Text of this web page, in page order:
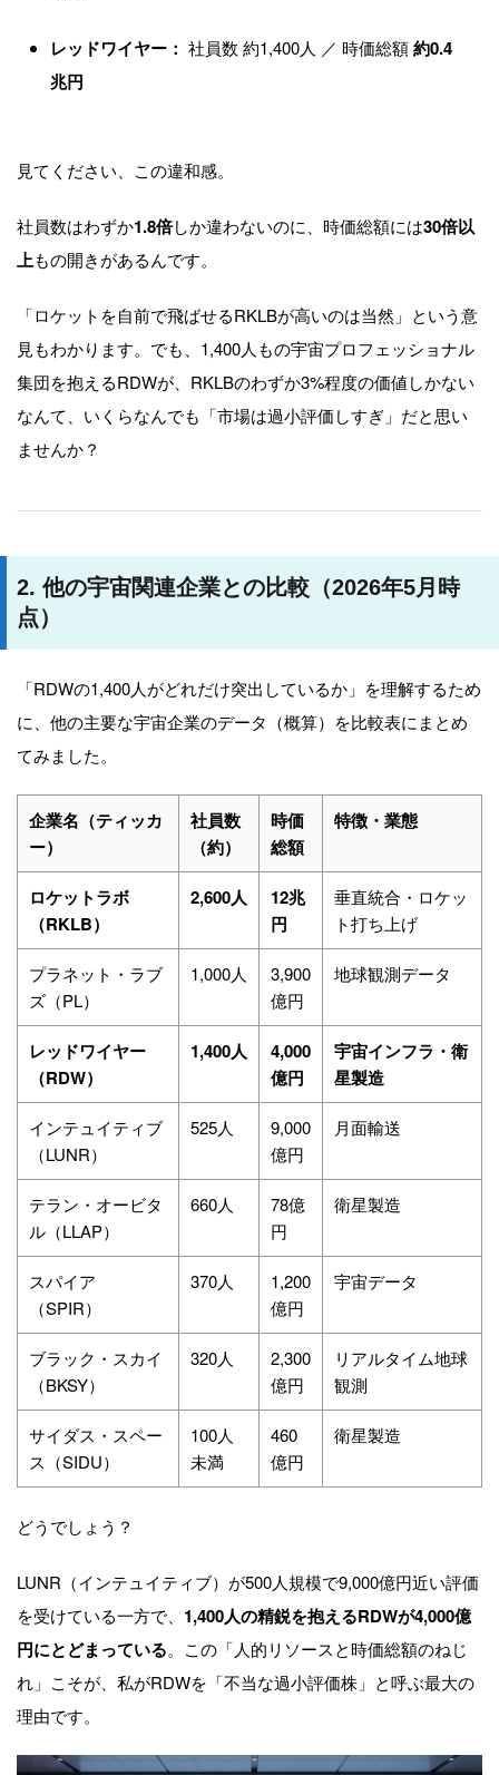
レッドワイヤー： 社員数 約1,400人 ／ 時価総額約0.4
兆円
見てください、この違和感。
社員数はわずか1.8倍しか違わないのに、時価総額には30倍以
上もの開きがあるんです。
「ロケットを自前で飛ばせるRKLBが高いのは当然」という意
見もわかります。でも、1,400人もの宇宙プロフェッショナル
集団を抱えるRDWが、RKLBのわずか3%程度の価値しかない
なんて、いくらなんでも「市場は過小評価しすぎ」だと思い
ませんか？
2. 他の宇宙関連企業との比較（2026年5月時
点）
「RDWの1,400人がどれだけ突出しているか」を理解するため
に、他の主要な宇宙企業のデータ（概算）を比較表にまとめ
てみました。
企業名（ティッカ
ー）
社員数
（約）
時価
総額
特徴・業態
ロケットラボ
（RKLB）
2,600人
12兆
円
垂直統合・ロケッ
ト打ち上げ
プラネット・ラブ
ズ（PL）
1,000人
3,900
億円
地球観測データ
レッドワイヤー
（RDW）
1,400人
4,000
億円
宇宙インフラ・衛
星製造
インテュイティブ
（LUNR）
525人
9,000
億円
月面輸送
テラン・オービタ
ル（LLAP）
660人
78億
円
衛星製造
スパイア
（SPIR）
370人
1,200
億円
宇宙データ
ブラック・スカイ
（BKSY）
320人
2,300
億円
リアルタイム地球
観測
サイダス・スペー
ス（SIDU）
100人
未満
460
億円
衛星製造
どうでしょう？
LUNR（インテュイティブ）が500人規模で9,000億円近い評価
を受けている一方で、 1,400人の精鋭を抱えるRDWが4,000億
円にとどまっている。この「人的リソースと時価総額のねじ
れ」こそが、私がRDWを「不当な過小評価株」と呼ぶ最大の
理由です。